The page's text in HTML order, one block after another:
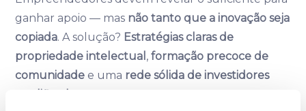
ganhar apoio — mas não tanto que a inovação seja
copiada. A solução? Estratégias claras de
propriedade intelectual ,formação precoce de
comunidade e uma rede sólida de investidores
qualificados